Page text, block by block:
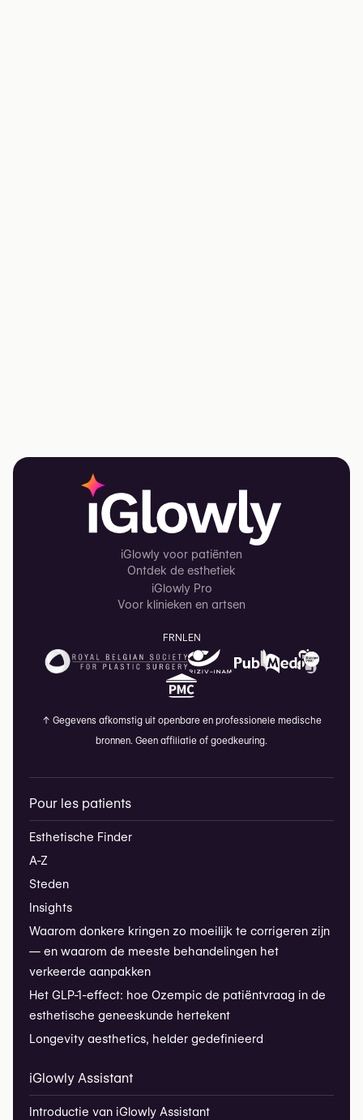
iGlowly voor patiënten
Ontdek de esthetiek
iGlowly Pro
Voor klinieken en artsen
FRNL EN
↑ Gegevens afkomstig uit openbare en professionele medische
bronnen. Geen affiliatie of goedkeuring.
Pour les patients
Esthetische Finder
A-Z
Steden
Insights
Waarom donkere kringen zo moeilijk te corrigeren zijn
— en waarom de meeste behandelingen het
verkeerde aanpakken
Het GLP-1-effect: hoe Ozempic de patiëntvraag in de
esthetische geneeskunde hertekent
Longevity aesthetics, helder gedefinieerd
iGlowly Assistant
Introductie van iGlowly Assistant